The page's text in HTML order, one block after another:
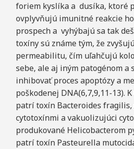
foriem kyslíka a dusíka, ktoré
ovplyvňujú imunitné reakcie
prospech a vyhýbajú sa tak
toxíny sú známe tým, že
permeabilitu, čím uľahčujú
sebe, ale aj iným patogénom a
inhibovať proces apoptózy a
poškodenej DNA(6,7,9,11-13).
patrí toxín Bacteroides fragilis,
cytotoxínmi a vakuolizujúci
produkované Helicobacterom
patrí toxín Pasteurella